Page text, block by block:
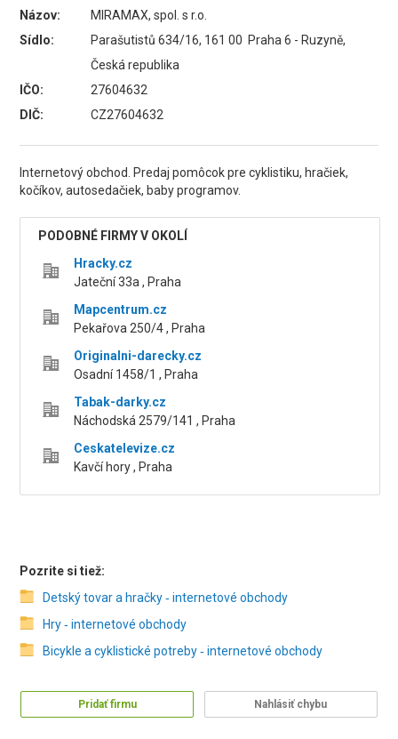
Názov:
MIRAMAX, spol. s r.o.
Sídlo:
Parašutistů 634/16, 161 00 Praha 6 - Ruzyně,
Česká republika
IČO:
27604632
DIČ:
CZ27604632
Internetový obchod. Predaj pomôcok pre cyklistiku, hračiek,
kočíkov, autosedačiek, baby programov.
PODOBNÉ FIRMY V OKOLÍ
Hracky.cz
Jateční 33a , Praha
Mapcentrum.cz
Pekařova 250/4 , Praha
Originalni-darecky.cz
Osadní 1458/1 , Praha
Tabak-darky.cz
Náchodská 2579/141 , Praha
Ceskatelevize.cz
Kavčí hory , Praha
Pozrite si tiež:
Detský tovar a hračky ‑ internetové obchody
Hry ‑ internetové obchody
Bicykle a cyklistické potreby ‑ internetové obchody
Pridať firmu Nahlásiť chybu